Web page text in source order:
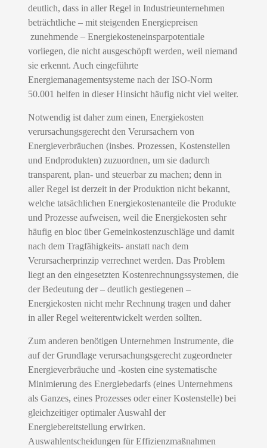
deutlich, dass in aller Regel in Industrieunternehmen
beträchtliche – mit steigenden Energiepreisen
zunehmende – Energiekosteneinsparpotentiale
vorliegen, die nicht ausgeschöpft werden, weil niemand
sie erkennt. Auch eingeführte
Energiemanagementsysteme nach der ISO-Norm
50.001 helfen in dieser Hinsicht häufig nicht viel weiter.
Notwendig ist daher zum einen, Energiekosten
verursachungsgerecht den Verursachern von
Energieverbräuchen (insbes. Prozessen, Kostenstellen
und Endprodukten) zuzuordnen, um sie dadurch
transparent, plan- und steuerbar zu machen; denn in
aller Regel ist derzeit in der Produktion nicht bekannt,
welche tatsächlichen Energiekostenanteile die Produkte
und Prozesse aufweisen, weil die Energiekosten sehr
häufig en bloc über Gemeinkostenzuschläge und damit
nach dem Tragfähigkeits- anstatt nach dem
Verursacherprinzip verrechnet werden. Das Problem
liegt an den eingesetzten Kostenrechnungssystemen, die
der Bedeutung der – deutlich gestiegenen –
Energiekosten nicht mehr Rechnung tragen und daher
in aller Regel weiterentwickelt werden sollten.
Zum anderen benötigen Unternehmen Instrumente, die
auf der Grundlage verursachungsgerecht zugeordneter
Energieverbräuche und -kosten eine systematische
Minimierung des Energiebedarfs (eines Unternehmens
als Ganzes, eines Prozesses oder einer Kostenstelle) bei
gleichzeitiger optimaler Auswahl der
Energiebereitstellung erwirken.
Auswahlentscheidungen für Effizienzmaßnahmen